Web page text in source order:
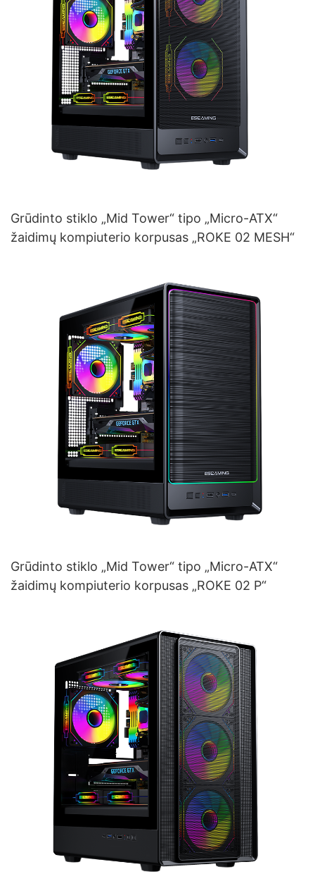
Grūdinto stiklo „Mid Tower“ tipo „Micro-ATX“
žaidimų kompiuterio korpusas „ROKE 02 MESH“
Grūdinto stiklo „Mid Tower“ tipo „Micro-ATX“
žaidimų kompiuterio korpusas „ROKE 02 P“